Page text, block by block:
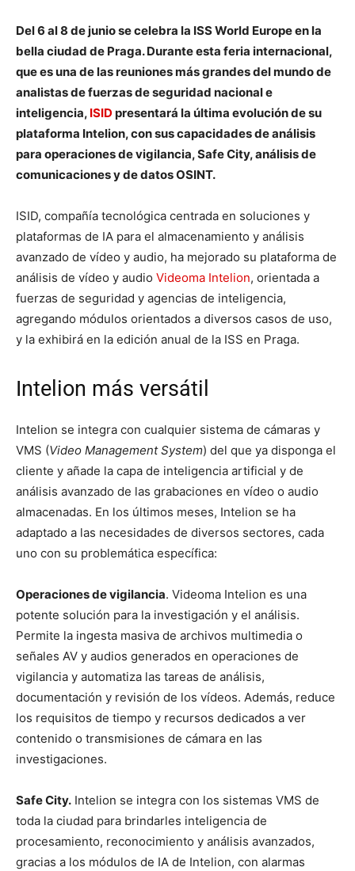
Del 6 al 8 de junio se celebra la ISS World Europe en la
bella ciudad de Praga. Durante esta feria internacional,
que es una de las reuniones más grandes del mundo de
analistas de fuerzas de seguridad nacional e
inteligencia, ISIDpresentará la última evolución de su
plataforma Intelion, con sus capacidades de análisis
para operaciones de vigilancia, Safe City, análisis de
comunicaciones y de datos OSINT.
ISID, compañía tecnológica centrada en soluciones y
plataformas de IA para el almacenamiento y análisis
avanzado de vídeo y audio, ha mejorado su plataforma de
análisis de vídeo y audio Videoma Intelion, orientada a
fuerzas de seguridad y agencias de inteligencia,
agregando módulos orientados a diversos casos de uso,
y la exhibirá en la edición anual de la ISS en Praga.
Intelion más versátil
Intelion se integra con cualquier sistema de cámaras y
VMS (Video Management System) del que ya disponga el
cliente y añade la capa de inteligencia artificial y de
análisis avanzado de las grabaciones en vídeo o audio
almacenadas. En los últimos meses, Intelion se ha
adaptado a las necesidades de diversos sectores, cada
uno con su problemática específica:
Operaciones de vigilancia. Videoma Intelion es una
potente solución para la investigación y el análisis.
Permite la ingesta masiva de archivos multimedia o
señales AV y audios generados en operaciones de
vigilancia y automatiza las tareas de análisis,
documentación y revisión de los vídeos. Además, reduce
los requisitos de tiempo y recursos dedicados a ver
contenido o transmisiones de cámara en las
investigaciones.
Safe City. Intelion se integra con los sistemas VMS de
toda la ciudad para brindarles inteligencia de
procesamiento, reconocimiento y análisis avanzados,
gracias a los módulos de IA de Intelion, con alarmas